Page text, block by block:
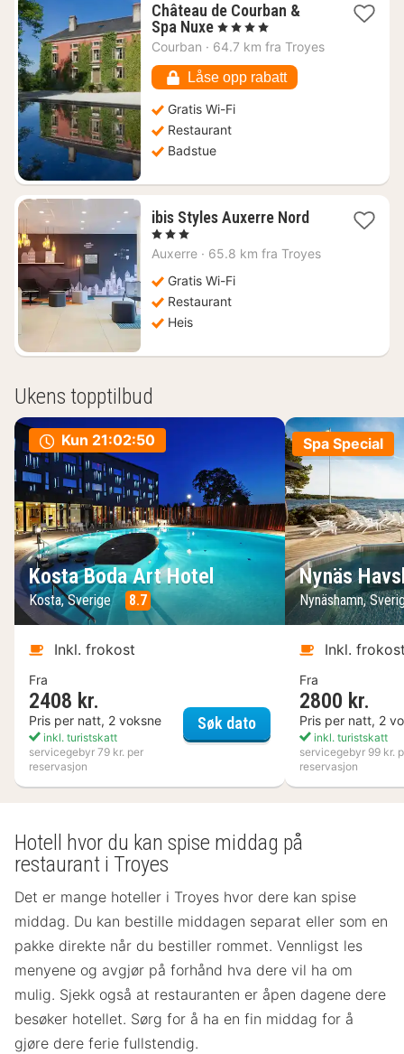
Château de Courban &
Spa Nuxe1
natt
2349
kr.
, 4 Stjerner
Courban · 64.7 km fra Troyes
Låse opp rabatt
Gratis Wi-Fi
Restaurant
Badstue
ibis Styles Auxerre Nord1
fra
, 3 Stjerner
Auxerre · 65.8 km fra Troyes
Gratis Wi-Fi
Restaurant
Heis
Ukens topptilbud
Kun 21:02:49
Kosta Boda Art Hotel
Kosta, Sverige 8.7
Inkl. frokost
Fra
2408 kr.
Pris per natt, 2 voksne
inkl. turistskatt
servicegebyr 79 kr. per
reservasjon
Søk datoKosta Boda Art Hotel
Spa Special
Nynäs
Nynäshamn,
Inkl.
Fra
2800 kr.
Pris per natt, 2
inkl. turistskatt
servicegebyr 99 kr.
reservasjon
Hotell hvor du kan spise middag på
restaurant i Troyes
Det er mange hoteller i Troyes hvor dere kan spise
middag. Du kan bestille middagen separat eller som en
pakke direkte når du bestiller rommet. Vennligst les
menyene og avgjør på forhånd hva dere vil ha om
mulig. Sjekk også at restauranten er åpen dagene dere
besøker hotellet. Sørg for å ha en fin middag for å
gjøre dere ferie fullstendig.